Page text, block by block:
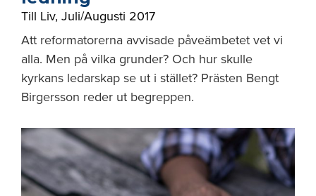
Till Liv, Juli/Augusti 2017
Att reformatorerna avvisade påveämbetet vet vi
alla. Men på vilka grunder? Och hur skulle
kyrkans ledarskap se ut i stället? Prästen Bengt
Birgersson reder ut begreppen.